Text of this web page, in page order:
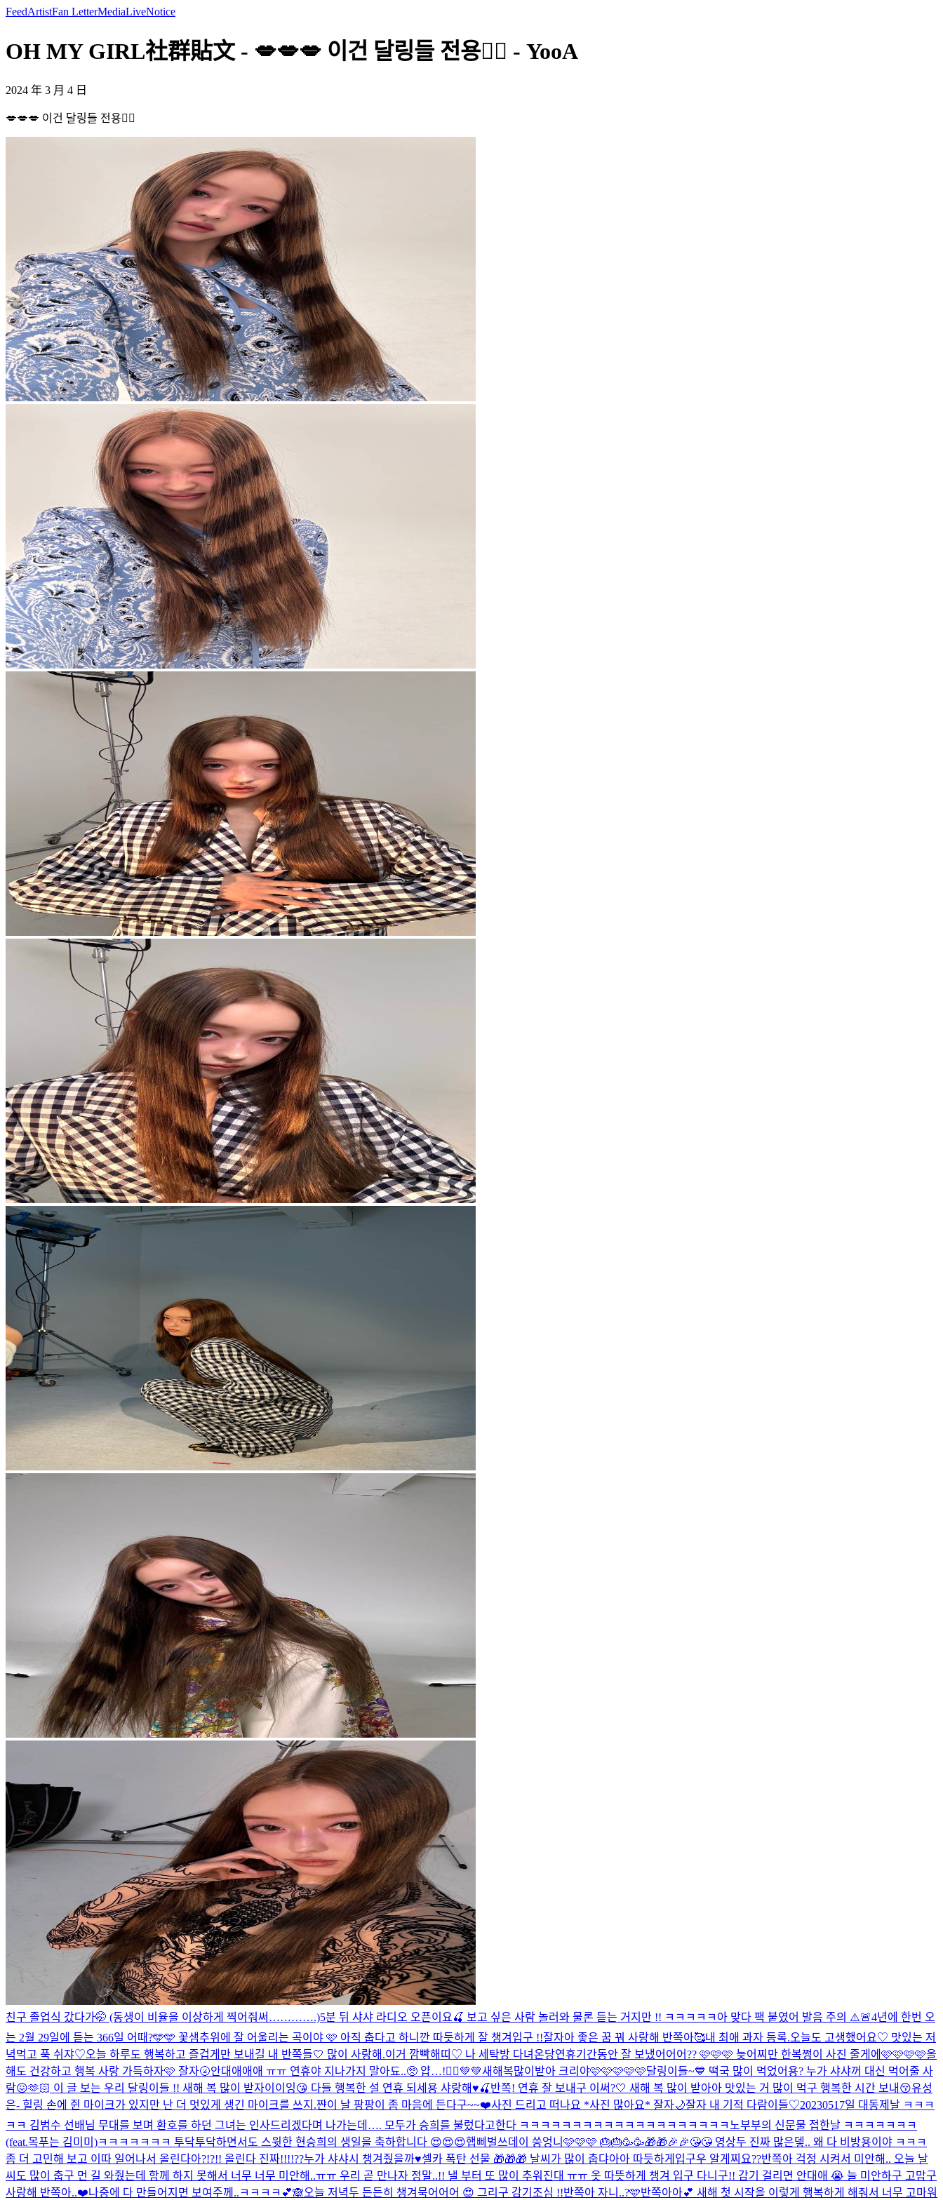
FeedArtistFan LetterMediaLiveNotice
OH MY GIRL社群貼文 - 💋💋💋 이건 달링들 전용❤️‍🔥 - YooA
2024 年 3 月 4 日
💋💋💋 이건 달링들 전용❤️‍🔥
친구 졸업식 갔다가🤭 (동생이 비율을 이상하게 찍어줘써………….)5분 뒤 샤샤 라디오 오픈이요🍒 보고 싶은 사람 놀러와 물론 듣는 거지만 !! ㅋㅋㅋㅋㅋ아 맞다 팩 붙였어 발음 주의 ⚠️🚨4년에 한번 오
는 2월 29일에 듣는 366일 어때?🩵🩵 꽃샘추위에 잘 어울리는 곡이야 🩷 아직 춥다고 하니깐 따듯하게 잘 챙겨입구 !!잘자아 좋은 꿈 꿔 사랑해 반쪽아🥰내 최애 과자 등록.오늘도 고생했어요♡ 맛있는 저
녁먹고 푹 쉬쟈♡오늘 하루도 행복하고 즐겁게만 보내길 내 반쪽들🤍 많이 사랑해.이거 깜빡해띠♡ 나 세탁방 다녀온당연휴기간동안 잘 보냈어어어?? 🩷🩷🩷 늦어찌만 한복쩡이 사진 줄게에🩷🩷🩷🩷올
해도 건강하고 행복 사랑 가득하자🩷 잘자🌝안대애애애 ㅠㅠ 연휴야 지나가지 말아됴..🥺 얍…!🧚‍♀️💚💚새해복많이받아 크리야🩷🩷🩷🩷🩷달링이들~💙 떡국 많이 먹었어용? 누가 샤샤꺼 대신 먹어줄 사
람😖🫶🏻 이 글 보는 우리 달링이들 !! 새해 복 많이 받자이이잉😘 다들 행복한 설 연휴 되세용 샤랑해♥️🍒 반쪽! 연휴 잘 보내구 이써?🤍 새해 복 많이 받아아 맛있는 거 많이 먹구 행복한 시간 보내😚유성
은- 힐링 손에 쥔 마이크가 있지만 난 더 멋있게 생긴 마이크를 쓰지.쨘이 날 팡팡이 좀 마음에 든다구~~❤️사진 드리고 떠나요 *사진 많아요* 잘자🌙잘자 내 기적 다람이들♡20230517일 대동제날 ㅋㅋㅋ
ㅋㅋ 김범수 선배님 무대를 보며 환호를 하던 그녀는 인사드리겠다며 나가는데…. 모두가 승희를 불렀다고한다 ㅋㅋㅋㅋㅋㅋㅋㅋㅋㅋㅋㅋㅋㅋㅋㅋㅋㅋㅋㅋ 노부부의 신문물 접한날 ㅋㅋㅋㅋㅋㅋㅋ
(feat.목푸는 김미미)ㅋㅋㅋㅋㅋㅋㅋ 투닥투닥하면서도 스윗한 현승희의 생일을 축하합니다 😍😍😍햅삐벌쓰데이 씅엉니🩷🩷🩷 🎂🎂🥳🥳🎁🎁🎉🎉😘😘 영상두 진짜 많은뎋.. 왜 다 비방용이야 ㅋㅋㅋ
좀 더 고민해 보고 이따 일어나서 올린다아?!?!! 올린다 진짜!!!!??누가 샤샤시 챙겨줬을까♥️셀카 폭탄 선물 🎁🎁🎁 날씨가 많이 춥댜아아 따듯하게입구우 알게찌요??반쪽아 걱정 시켜서 미안해.. 오늘 날
씨도 많이 춥구 먼 길 와줬는데 함께 하지 못해서 너무 너무 미안해..ㅠㅠ 우리 곧 만나자 정말..!! 낼 부터 또 많이 추워진대 ㅠㅠ 옷 따뜻하게 챙겨 입구 다니구!! 감기 걸리면 안대애 😭 늘 미안하구 고맙구
사랑해 반쪽아..❤️나중에 다 만들어지면 보여주께..ㅋㅋㅋㅋ💕🙈오늘 저녁두 든든히 챙겨묵어어어 😍 그리구 감기조심 !!반쪽아 자니..?🩵반쪽아아💕 새해 첫 시작을 이렇게 행복하게 해줘서 너무 고마워